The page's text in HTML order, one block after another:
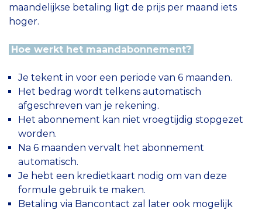
maandelijkse betaling ligt de prijs per maand iets
hoger.
Hoe werkt het maandabonnement?
Je tekent in voor een periode van 6 maanden.
Het bedrag wordt telkens automatisch
afgeschreven van je rekening.
Het abonnement kan niet vroegtijdig stopgezet
worden.
Na 6 maanden vervalt het abonnement
automatisch.
Je hebt een kredietkaart nodig om van deze
formule gebruik te maken.
Betaling via Bancontact zal later ook mogelijk